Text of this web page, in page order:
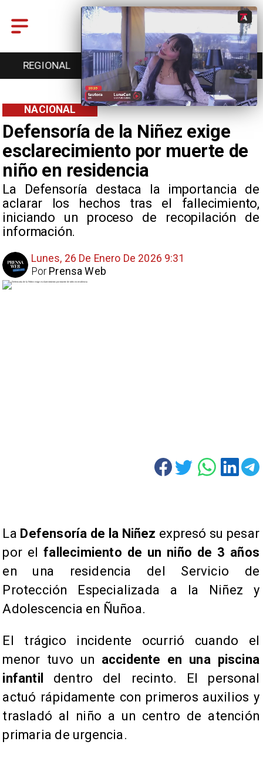
ENTRETENCIÓN DEPORTES CULTURA
Defensoría de la Niñez exige
esclarecimiento por muerte de
niño en residencia
La Defensoría destaca la importancia de
aclarar los hechos tras el fallecimiento,
iniciando un proceso de recopilación de
información.
NACIONAL
Lunes, 26 De Enero De 2026 9:31
Prensa Web
Por
La Defensoría de la Niñez expresó su pesar
por el fallecimiento de un niño de 3 años
en una residencia del Servicio de
Protección Especializada a la Niñez y
Adolescencia en Ñuñoa.
El trágico incidente ocurrió cuando el
menor tuvo un accidente en una piscina
infantil
dentro del recinto. El personal
actuó rápidamente con primeros auxilios y
trasladó al niño a un centro de atención
primaria de urgencia.